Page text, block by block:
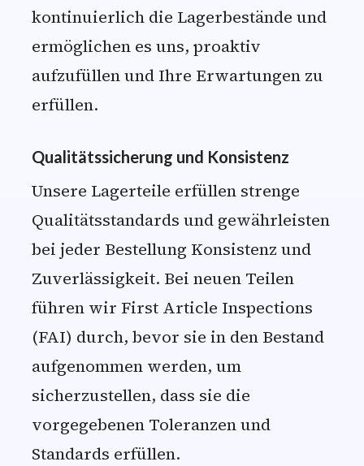
kontinuierlich die Lagerbestände und
ermöglichen es uns, proaktiv
aufzufüllen und Ihre Erwartungen zu
erfüllen.
Qualitätssicherung und Konsistenz
Unsere Lagerteile erfüllen strenge
Qualitätsstandards und gewährleisten
bei jeder Bestellung Konsistenz und
Zuverlässigkeit. Bei neuen Teilen
führen wir First Article Inspections
(FAI) durch, bevor sie in den Bestand
aufgenommen werden, um
sicherzustellen, dass sie die
vorgegebenen Toleranzen und
Standards erfüllen.